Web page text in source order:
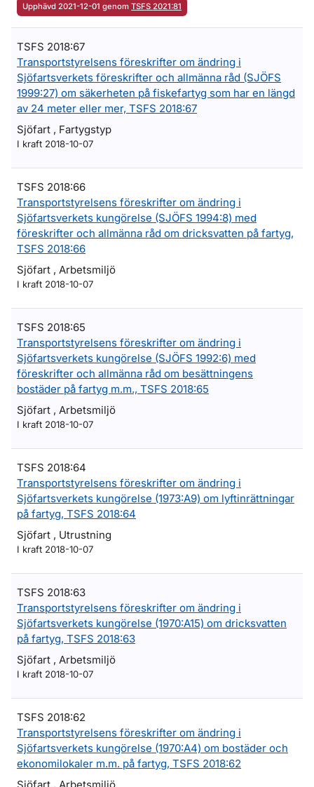
Upphävd 2021-12-01 genom TSFS 2021:81
TSFS 2018:67
Transportstyrelsens föreskrifter om ändring i
Sjöfartsverkets föreskrifter och allmänna råd (SJÖFS
1999:27) om säkerheten på fiskefartyg som har en längd
av 24 meter eller mer, TSFS 2018:67
Sjöfart , Fartygstyp
I kraft 2018-10-07
TSFS 2018:66
Transportstyrelsens föreskrifter om ändring i
Sjöfartsverkets kungörelse (SJÖFS 1994:8) med
föreskrifter och allmänna råd om dricksvatten på fartyg,
TSFS 2018:66
Sjöfart , Arbetsmiljö
I kraft 2018-10-07
TSFS 2018:65
Transportstyrelsens föreskrifter om ändring i
Sjöfartsverkets kungörelse (SJÖFS 1992:6) med
föreskrifter och allmänna råd om besättningens
bostäder på fartyg m.m., TSFS 2018:65
Sjöfart , Arbetsmiljö
I kraft 2018-10-07
TSFS 2018:64
Transportstyrelsens föreskrifter om ändring i
Sjöfartsverkets kungörelse (1973:A9) om lyftinrättningar
på fartyg, TSFS 2018:64
Sjöfart , Utrustning
I kraft 2018-10-07
TSFS 2018:63
Transportstyrelsens föreskrifter om ändring i
Sjöfartsverkets kungörelse (1970:A15) om dricksvatten
på fartyg, TSFS 2018:63
Sjöfart , Arbetsmiljö
I kraft 2018-10-07
TSFS 2018:62
Transportstyrelsens föreskrifter om ändring i
Sjöfartsverkets kungörelse (1970:A4) om bostäder och
ekonomilokaler m.m. på fartyg, TSFS 2018:62